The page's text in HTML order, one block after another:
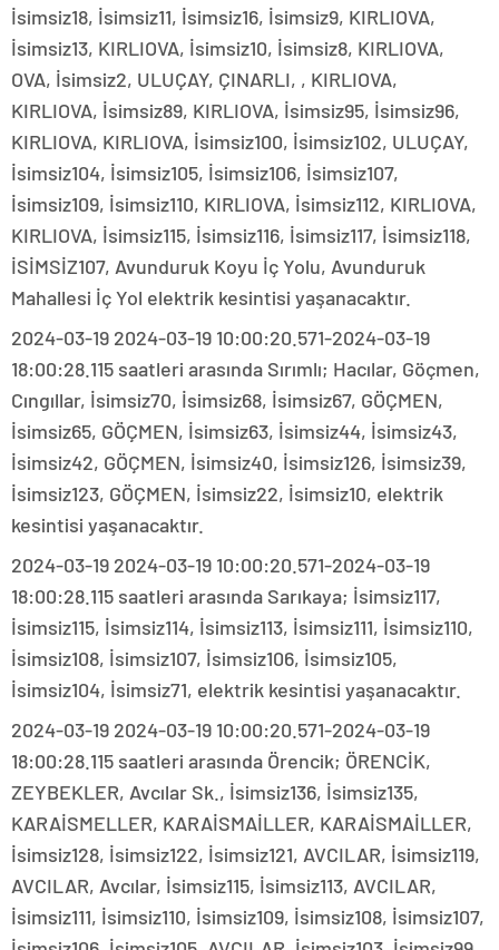
İsimsiz18, İsimsiz11, İsimsiz16, İsimsiz9, KIRLIOVA,
İsimsiz13, KIRLIOVA, İsimsiz10, İsimsiz8, KIRLIOVA,
OVA, İsimsiz2, ULUÇAY, ÇINARLI, , KIRLIOVA,
KIRLIOVA, İsimsiz89, KIRLIOVA, İsimsiz95, İsimsiz96,
KIRLIOVA, KIRLIOVA, İsimsiz100, İsimsiz102, ULUÇAY,
İsimsiz104, İsimsiz105, İsimsiz106, İsimsiz107,
İsimsiz109, İsimsiz110, KIRLIOVA, İsimsiz112, KIRLIOVA,
KIRLIOVA, İsimsiz115, İsimsiz116, İsimsiz117, İsimsiz118,
İSİMSİZ107, Avunduruk Koyu İç Yolu, Avunduruk
Mahallesi İç Yol elektrik kesintisi yaşanacaktır.
2024-03-19 2024-03-19 10:00:20.571-2024-03-19
18:00:28.115 saatleri arasında Sırımlı; Hacılar, Göçmen,
Cıngıllar, İsimsiz70, İsimsiz68, İsimsiz67, GÖÇMEN,
İsimsiz65, GÖÇMEN, İsimsiz63, İsimsiz44, İsimsiz43,
İsimsiz42, GÖÇMEN, İsimsiz40, İsimsiz126, İsimsiz39,
İsimsiz123, GÖÇMEN, İsimsiz22, İsimsiz10, elektrik
kesintisi yaşanacaktır.
2024-03-19 2024-03-19 10:00:20.571-2024-03-19
18:00:28.115 saatleri arasında Sarıkaya; İsimsiz117,
İsimsiz115, İsimsiz114, İsimsiz113, İsimsiz111, İsimsiz110,
İsimsiz108, İsimsiz107, İsimsiz106, İsimsiz105,
İsimsiz104, İsimsiz71, elektrik kesintisi yaşanacaktır.
2024-03-19 2024-03-19 10:00:20.571-2024-03-19
18:00:28.115 saatleri arasında Örencik; ÖRENCİK,
ZEYBEKLER, Avcılar Sk., İsimsiz136, İsimsiz135,
KARAİSMELLER, KARAİSMAİLLER, KARAİSMAİLLER,
İsimsiz128, İsimsiz122, İsimsiz121, AVCILAR, İsimsiz119,
AVCILAR, Avcılar, İsimsiz115, İsimsiz113, AVCILAR,
İsimsiz111, İsimsiz110, İsimsiz109, İsimsiz108, İsimsiz107,